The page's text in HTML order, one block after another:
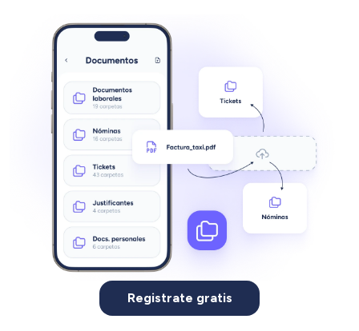
Registrate gratis